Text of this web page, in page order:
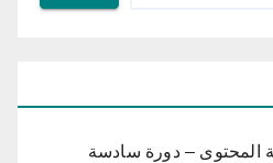
المحتوى – دورة سادسة